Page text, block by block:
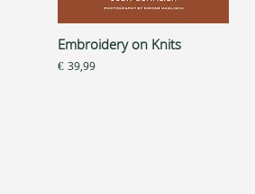
Snel overzicht
Embroidery on Knits
Prijs
€ 39,99